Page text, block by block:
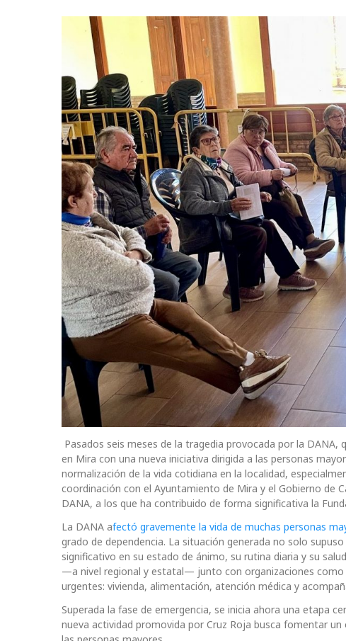
Pasados seis meses de la tragedia provocada por la
en Mira con una nueva iniciativa dirigida a las personas
normalización de la vida cotidiana en la localidad,
coordinación con el Ayuntamiento de Mira y el Gobierno de
DANA, a los que ha contribuido de forma significativa la
La DANA afectó gravemente la vida de muchas personas
grado de dependencia. La situación generada no solo
significativo en su estado de ánimo, su rutina diaria y su
—a nivel regional y estatal— junto con organizaciones como
urgentes: vivienda, alimentación, atención médica y
Superada la fase de emergencia, se inicia ahora una etapa
nueva actividad promovida por Cruz Roja busca fomentar